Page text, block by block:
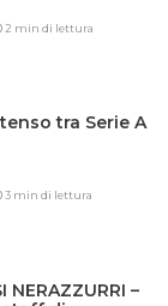
2 min di lettura
tra Serie A
3 min di lettura
NERAZZURRI –